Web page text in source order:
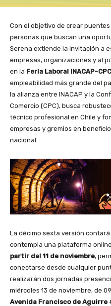
Con el objetivo de crear
personas que buscan una
Serena extiende la invitación a
empresas, organizaciones y al
en la Feria Laboral INACAP-
empleabilidad más grande del
la alianza entre INACAP y la
Comercio (CPC), busca
técnico profesional en Chile y
empresas y gremios en
nacional.
La décimo sexta versión
contempla una plataforma
partir del 11 de noviembre,
conectarse desde cualquier
realizarán dos jornadas
miércoles 13 de noviembre, de
Avenida Francisco de Aguirre